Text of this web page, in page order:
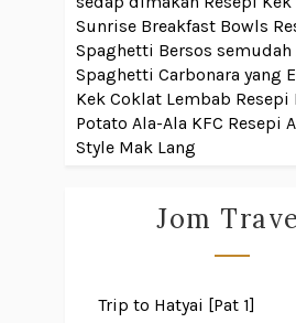
Sunrise Breakfast Bowls
Spaghetti Bersos semudah
Spaghetti Carbonara yang
Kek Coklat Lembab Resepi
Potato Ala-Ala KFC Resepi
Style Mak Lang
Jom
Trip to Hatyai [Pat 1]